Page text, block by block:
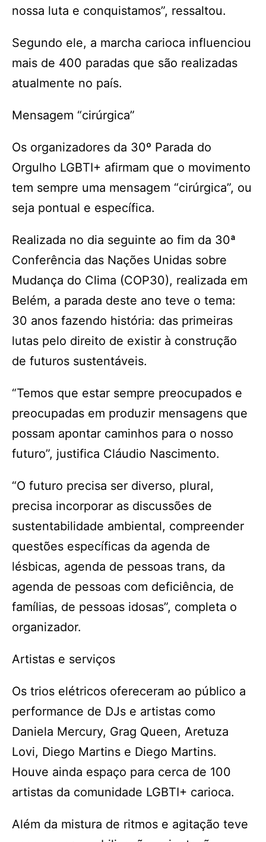
nossa luta e conquistamos”, ressaltou.
Segundo ele, a marcha carioca influenciou
mais de 400 paradas que são realizadas
atualmente no país.
Mensagem “cirúrgica”
Os organizadores da 30º Parada do
Orgulho LGBTI+ afirmam que o movimento
tem sempre uma mensagem “cirúrgica”, ou
seja pontual e específica.
Realizada no dia seguinte ao fim da 30ª
Conferência das Nações Unidas sobre
Mudança do Clima (COP30), realizada em
Belém, a parada deste ano teve o tema:
30 anos fazendo história: das primeiras
lutas pelo direito de existir à construção
de futuros sustentáveis.
“Temos que estar sempre preocupados e
preocupadas em produzir mensagens que
possam apontar caminhos para o nosso
futuro”, justifica Cláudio Nascimento.
“O futuro precisa ser diverso, plural,
precisa incorporar as discussões de
sustentabilidade ambiental, compreender
questões específicas da agenda de
lésbicas, agenda de pessoas trans, da
agenda de pessoas com deficiência, de
famílias, de pessoas idosas”, completa o
organizador.
Artistas e serviços
Os trios elétricos ofereceram ao público a
performance de DJs e artistas como
Daniela Mercury, Grag Queen, Aretuza
Lovi, Diego Martins e Diego Martins.
Houve ainda espaço para cerca de 100
artistas da comunidade LGBTI+ carioca.
Além da mistura de ritmos e agitação teve